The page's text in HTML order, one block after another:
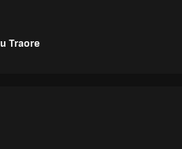
Traore